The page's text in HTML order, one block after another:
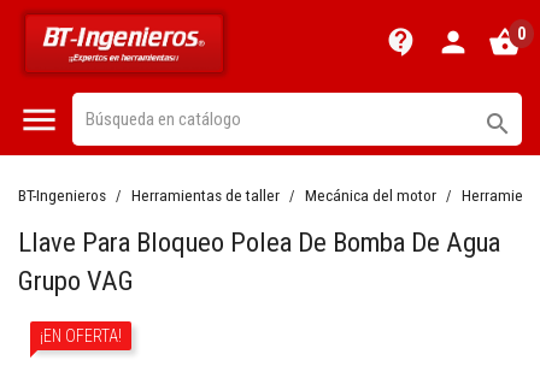
contact_support person shopping_basket0
 
BT-Ingenieros Herramientas de taller Mecánica del motor
Llave Para Bloqueo Polea De Bomba De Agua
Grupo VAG
¡EN OFERTA!